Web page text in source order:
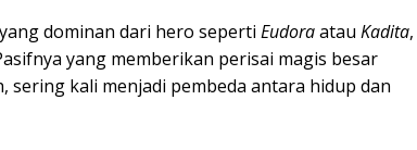
dominan dari hero seperti Eudoraatau Kadita,
yang memberikan perisai magis besar
sering kali menjadi pembeda antara hidup dan